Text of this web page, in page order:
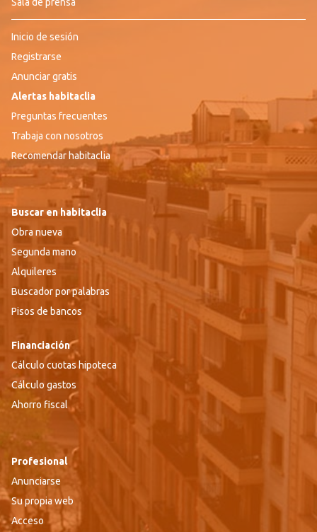
Inicio de sesión
Registrarse
Anunciar gratis
Alertas habitaclia
Preguntas frecuentes
Trabaja con nosotros
Recomendar habitaclia
Buscar en habitaclia
Obra nueva
Segunda mano
Alquileres
Buscador por palabras
Pisos de bancos
Financiación
Cálculo cuotas hipoteca
Cálculo gastos
Ahorro fiscal
Profesional
Anunciarse
Su propia web
Acceso